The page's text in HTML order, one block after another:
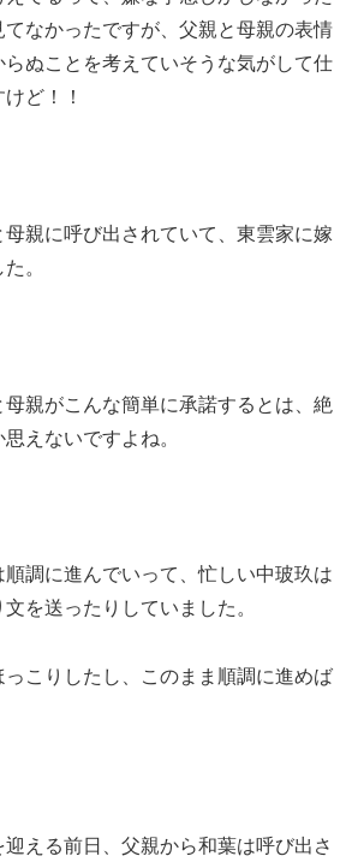
てなかったですが、父親と母親の表情
ぬことを考えていそうな気がして仕
ど！！
親に呼び出されていて、東雲家に嫁
。
母親がこんな簡単に承諾するとは、絶
えないですよね。
調に進んでいって、忙しい中玻玖は
を送ったりしていました。
こりしたし、このまま順調に進めば
える前日、父親から和葉は呼び出さ